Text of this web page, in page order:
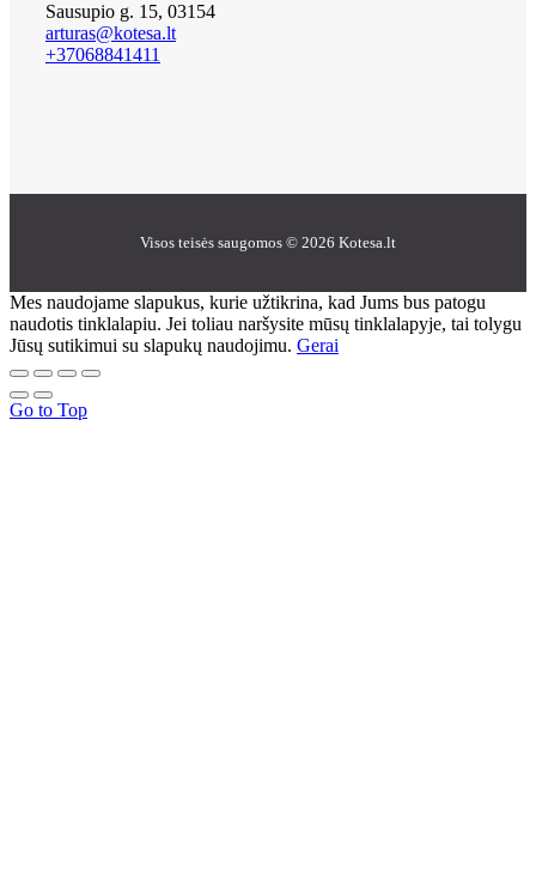
Sausupio g. 15, 03154
arturas@kotesa.lt
+37068841411
Visos teisės saugomos © 2026 Kotesa.lt
Mes naudojame slapukus, kurie užtikrina, kad Jums bus patogu
naudotis tinklalapiu. Jei toliau naršysite mūsų tinklalapyje, tai tolygu
Jūsų sutikimui su slapukų naudojimu. Gerai
Go to Top